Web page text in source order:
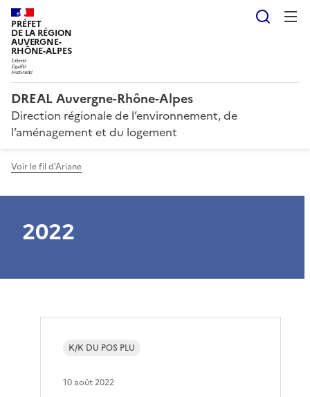
PRÉFET
DE LA RÉGION
AUVERGNE-
RHÔNE-ALPES
DREAL Auvergne-Rhône-Alpes
Direction régionale de l’environnement, de
l’aménagement et du logement
Voir le fil d'Ariane
2022
K/K DU POS PLU
10 août 2022